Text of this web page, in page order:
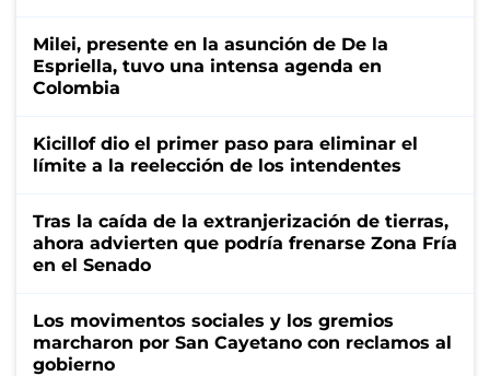
Milei, presente en la asunción de De la
Espriella, tuvo una intensa agenda en
Colombia
Kicillof dio el primer paso para eliminar el
límite a la reelección de los intendentes
Tras la caída de la extranjerización de tierras,
ahora advierten que podría frenarse Zona Fría
en el Senado
Los movimentos sociales y los gremios
marcharon por San Cayetano con reclamos al
gobierno